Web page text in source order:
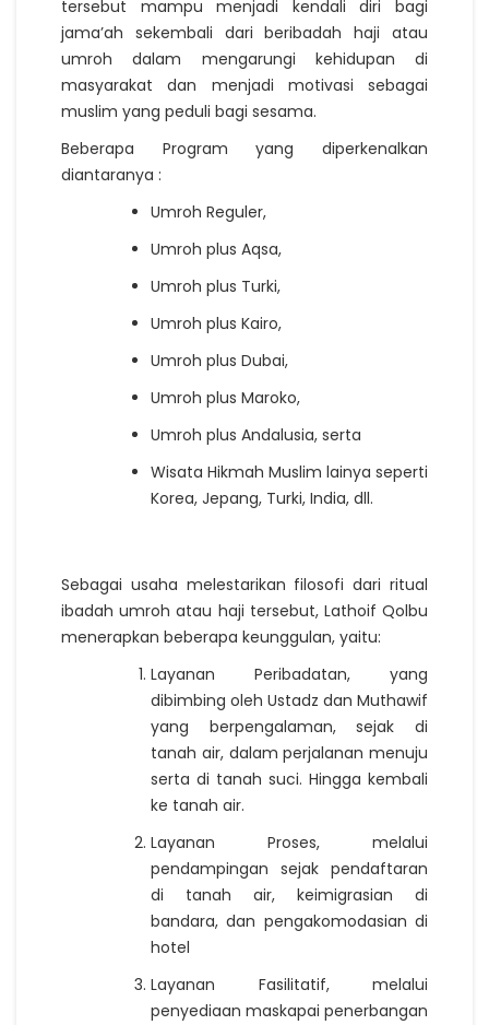
tersebut mampu menjadi kendali diri bagi
jama’ah sekembali dari beribadah haji atau
umroh dalam mengarungi kehidupan di
masyarakat dan menjadi motivasi sebagai
muslim yang peduli bagi sesama.
Beberapa Program yang diperkenalkan
diantaranya :
Umroh Reguler,
Umroh plus Aqsa,
Umroh plus Turki,
Umroh plus Kairo,
Umroh plus Dubai,
Umroh plus Maroko,
Umroh plus Andalusia, serta
Wisata Hikmah Muslim lainya seperti
Korea, Jepang, Turki, India, dll.
Sebagai usaha melestarikan filosofi dari ritual
ibadah umroh atau haji tersebut, Lathoif Qolbu
menerapkan beberapa keunggulan, yaitu:
Layanan Peribadatan, yang
dibimbing oleh Ustadz dan Muthawif
yang berpengalaman, sejak di
tanah air, dalam perjalanan menuju
serta di tanah suci. Hingga kembali
ke tanah air.
Layanan Proses, melalui
pendampingan sejak pendaftaran
di tanah air, keimigrasian di
bandara, dan pengakomodasian di
hotel
Layanan Fasilitatif, melalui
penyediaan maskapai penerbangan